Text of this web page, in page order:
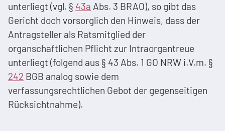
unterliegt (vgl. § 43a Abs. 3 BRAO), so gibt das
Gericht doch vorsorglich den Hinweis, dass der
Antragsteller als Ratsmitglied der
organschaftlichen Pflicht zur Intraorgantreue
unterliegt (folgend aus § 43 Abs. 1 GO NRW i.V.m. §
242 BGB analog sowie dem
verfassungsrechtlichen Gebot der gegenseitigen
Rücksichtnahme).